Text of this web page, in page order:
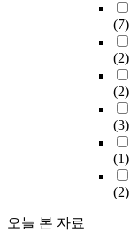
(7)
(2)
(2)
(3)
(1)
(2)
오늘 본 자료